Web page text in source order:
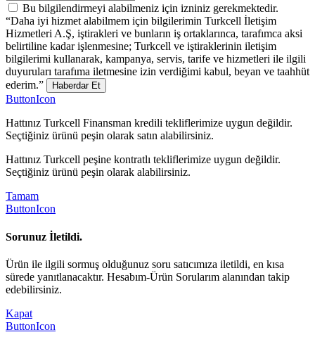
Bu bilgilendirmeyi alabilmeniz için izniniz gerekmektedir.
“Daha iyi hizmet alabilmem için bilgilerimin Turkcell İletişim
Hizmetleri A.Ş, iştirakleri ve bunların iş ortaklarınca, tarafımca aksi
belirtiline kadar işlenmesine; Turkcell ve iştiraklerinin iletişim
bilgilerimi kullanarak, kampanya, servis, tarife ve hizmetleri ile ilgili
duyuruları tarafıma iletmesine izin verdiğimi kabul, beyan ve taahhüt
ederim.”
Haberdar Et
ButtonIcon
Hattınız Turkcell Finansman kredili tekliflerimize uygun değildir.
Seçtiğiniz ürünü peşin olarak satın alabilirsiniz.
Hattınız Turkcell peşine kontratlı tekliflerimize uygun değildir.
Seçtiğiniz ürünü peşin olarak alabilirsiniz.
Tamam
ButtonIcon
Sorunuz İletildi.
Ürün ile ilgili sormuş olduğunuz soru satıcımıza iletildi, en kısa
sürede yanıtlanacaktır. Hesabım-Ürün Sorularım alanından takip
edebilirsiniz.
Kapat
ButtonIcon